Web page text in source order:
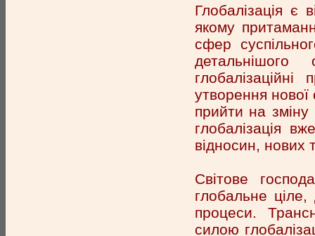
Глобалізація є
якому
сфер
утворення нової
прийти на зміну
глобалізація
відносин, нових
Світове
глобальне ціле,
процеси.
силою